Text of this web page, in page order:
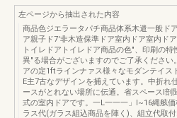
左ページから抽出された内容
商品色ジエラータパチ商品体系木遣一般ド
ア親子ド7'非木造保準ドア室内ドア室内ド
トイレドアトイレドア商品の色"、印刷の
異"る場合がございますのでご了承ください
アの定1ftラインナァス様々なモダンテイス
E主7古なデザインを捕えています。中折れ
ースがとれない場所に伝通。省スペースl剖
式の室内ドアです。一L一一一」I~16縄舷
ラス代(ガラス組込商品を陣く)、組立代取